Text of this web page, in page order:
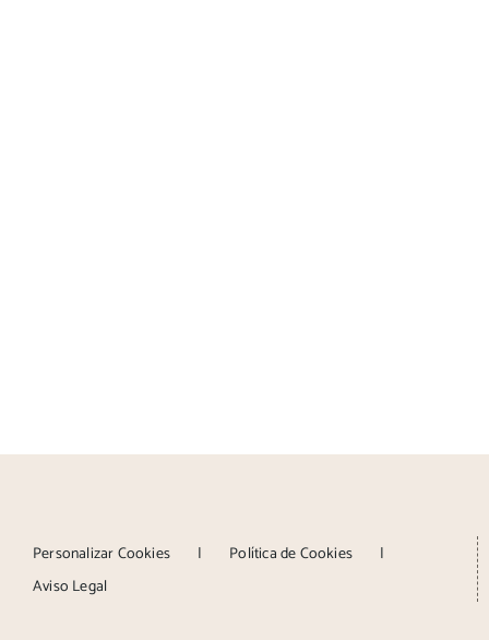
Personalizar Cookies
Política de Cookies
Aviso Legal